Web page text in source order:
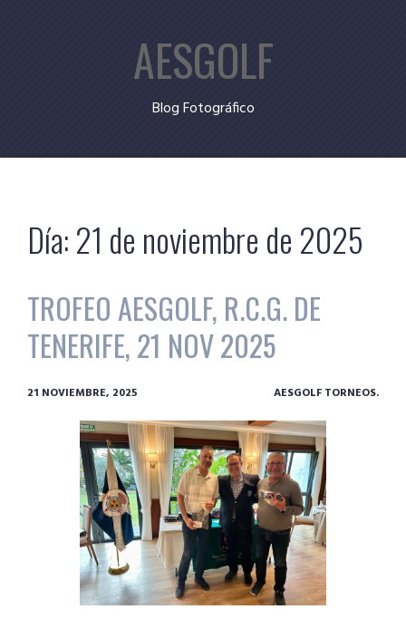
AESGOLF
Blog Fotográfico
Día:21 de noviembre de 2025
TROFEO AESGOLF, R.C.G. DE
TENERIFE, 21 NOV 2025
21 NOVIEMBRE, 2025 AESGOLF TORNEOS.